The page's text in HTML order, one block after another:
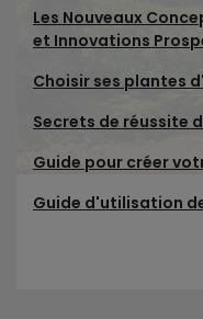
Les Nouveaux
et Innovations
Choisir ses plantes
Secrets de réussite
Guide pour créer
Guide d'utilisation